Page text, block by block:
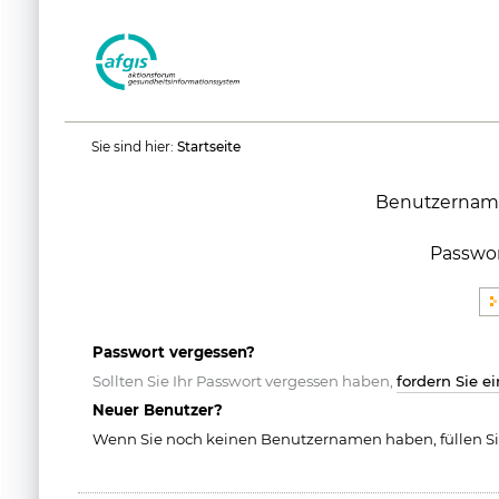
Benutzerspezifische
Sie sind hier: Startseite
Passwort vergessen?
Sollten Sie Ihr Passwort vergessen haben, fordern Sie
Neuer Benutzer?
Wenn Sie noch keinen Benutzernamen haben, füllen